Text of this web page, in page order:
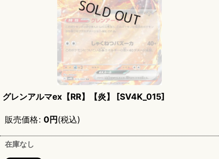
グレンアルマex【RR】【炎】 [SV4K_015]
販売価格: 0円(税込)
在庫なし